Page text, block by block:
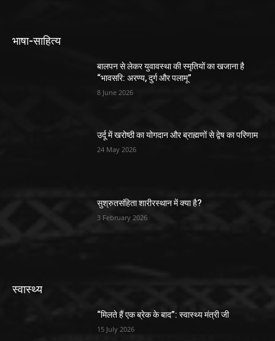
भाषा-साहित्य
बालपन से लेकर युवावस्था की स्मृतियों का खजाना है
“भावसरि: अरण्य, दुर्ग और पलामू”
8 June 2026
उर्दू में खरोष्ठी का योगदान और ब्राह्मणों से द्वेष का परिणाम
24 May 2026
सुश्रुतसंहिता शारीरस्थान में क्या है?
3 February 2026
स्वास्थ्य
“मिलते हैं एक ब्रेक के बाद”: स्वास्थ्य मंत्री जी
15 July 2026